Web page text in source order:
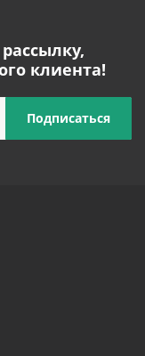
клиента!